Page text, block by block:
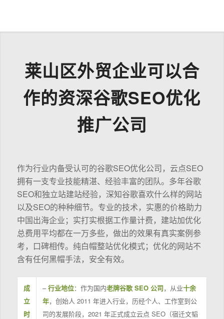
莱山区外贸企业可以合
作的资深谷歌SEO优化
推广公司
作为行业内备受认可的谷歌SEO优化公司，云点SEO
拥有一支专业技能精湛、经验丰富的团队。多年谷歌
SEO和独立站建站经验，深知谷歌喜欢什么样的网站
以及SEO的种种细节。专业的技术，实惠的价格助力
中国出海企业；实打实根据工作量计费，建站加优化
总费用平均都在一万多些，做出的效果有真实案例参
考，口碑相传。纯白帽整站优化模式；优化的网站不
含有任何黑帽手法，安全有效。
成
立
时
–行业地位：作为国内老牌谷歌 SEO 公司，从业十余
年，创始人 2011 年进入行业，历经个人、工作室到公
司的发展阶段，2021 年正式成立云点 SEO（宿迁文韬